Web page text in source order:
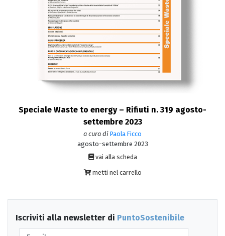
Speciale Waste to energy – Rifiuti n. 319 agosto-
settembre 2023
a cura di Paola Ficco
agosto-settembre 2023
vai alla scheda
metti nel carrello
Iscriviti alla newsletter di PuntoSostenibile